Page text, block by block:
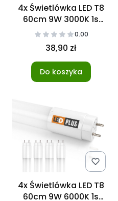
4x Świetlówka LED T8
60cm 9W 3000K 1s
NANO 0.00
38,90 zł
Do koszyka
4x Świetlówka LED T8
60cm 9W 6000K 1s